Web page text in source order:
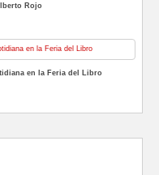
Rojo
en la Feria del Libro